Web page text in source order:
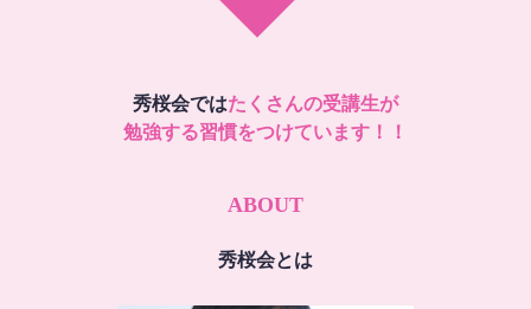
秀桜会ではたくさんの受講生が
勉強する習慣をつけています！！
ABOUT
秀桜会とは